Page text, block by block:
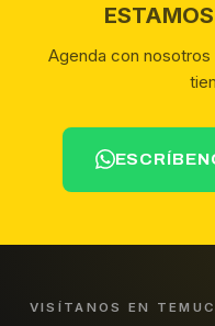
Agenda con
VISÍTANOS EN